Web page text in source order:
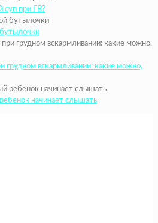
суп при ГВ?
грудном вскармливании: какие можно,
начинает слышать